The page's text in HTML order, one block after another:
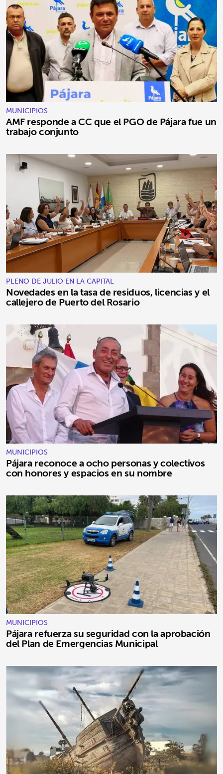
MUNICIPIOS
AMF responde a CC que el PGO de Pájara fue un
trabajo conjunto
PLENO DE JULIO EN LA CAPITAL
Novedades en la tasa de residuos, licencias y el
callejero de Puerto del Rosario
MUNICIPIOS
Pájara reconoce a ocho personas y colectivos
con honores y espacios en su nombre
MUNICIPIOS
Pájara refuerza su seguridad con la aprobación
del Plan de Emergencias Municipal